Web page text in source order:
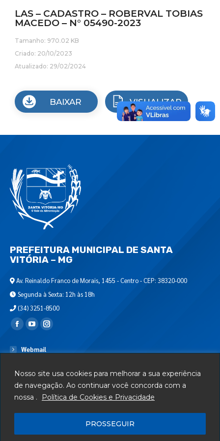
Nosso site usa cookies para melhorar a sua experiência
de navegação. Ao continuar você concorda com a
nossa .
Política de Cookies e Privacidade
PROSSEGUIR
LAS – CADASTRO – ROBERVAL TOBIAS
MACEDO – N° 05490-2023
Tamanho: 970.02 KB
Criado: 20/10/2023
Atualizado: 29/02/2024
BAIXAR VISUALIZAR
PREFEITURA MUNICIPAL DE SANTA
VITÓRIA – MG
Av. Reinaldo Franco de Morais, 1455 - Centro - CEP: 38320-000
Segunda à Sexta: 12h às 18h
(34) 3251-8500
Encontre-nos em:
Webmail
Serviços
Telefones Úteis